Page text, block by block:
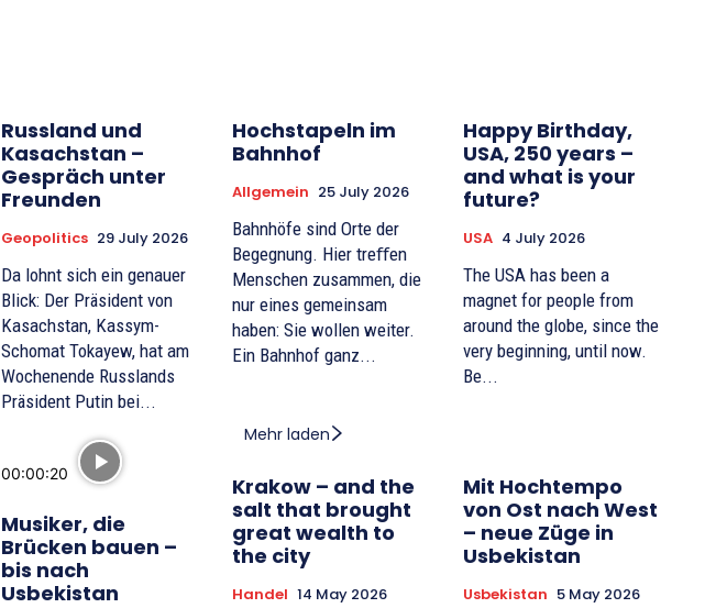
Russland und
Kasachstan –
Gespräch unter
Freunden
Geopolitics 29 July 2026
Da lohnt sich ein genauer
Blick: Der Präsident von
Kasachstan, Kassym-
Schomat Tokayew, hat am
Wochenende Russlands
Präsident Putin bei...
Hochstapeln im
Bahnhof
Allgemein 25 July 2026
Bahnhöfe sind Orte der
Begegnung. Hier treﬀen
Menschen zusammen, die
nur eines gemeinsam
haben: Sie wollen weiter.
Ein Bahnhof ganz...
Happy Birthday,
USA, 250 years –
and what is your
future?
USA 4 July 2026
The USA has been a
magnet for people from
around the globe, since the
very beginning, until now.
Be...
00:00:20
Musiker, die
Brücken bauen –
bis nach
Usbekistan
Krakow – and the
salt that brought
great wealth to
the city
Handel 14 May 2026
Mit Hochtempo
von Ost nach West
– neue Züge in
Usbekistan
Usbekistan 5 May 2026
Mehr laden